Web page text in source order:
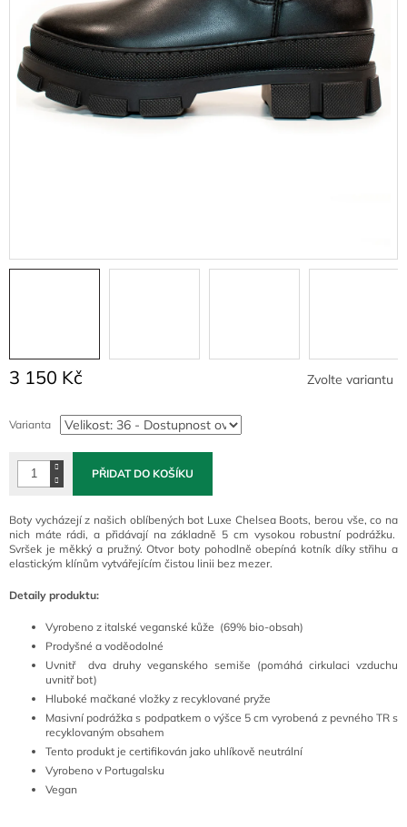
3 150 Kč
cena:
Zvolte variantu
Varianta
PŘIDAT DO KOŠÍKU
Boty vycházejí z našich oblíbených bot Luxe Chelsea Boots, berou vše, co na
nich máte rádi, a přidávají na základně 5 cm vysokou robustní podrážku.
Svršek je měkký a pružný.Otvor boty pohodlně obepíná kotník díky střihu a
elastickým klínům vytvářejícím čistou linii bez mezer.
Detaily produktu:
Vyrobeno z italské veganské kůže (69% bio-obsah)
Prodyšné a voděodolné
Uvnitř dva druhy veganského semiše (pomáhá cirkulaci vzduchu
uvnitř bot)
Hluboké mačkané vložky z recyklované pryže
Masivní podrážka s podpatkem o výšce 5 cm vyrobená z pevného TR s
recyklovaným obsahem
Tento produkt je certifikován jako uhlíkově neutrální
Vyrobeno v Portugalsku
Vegan